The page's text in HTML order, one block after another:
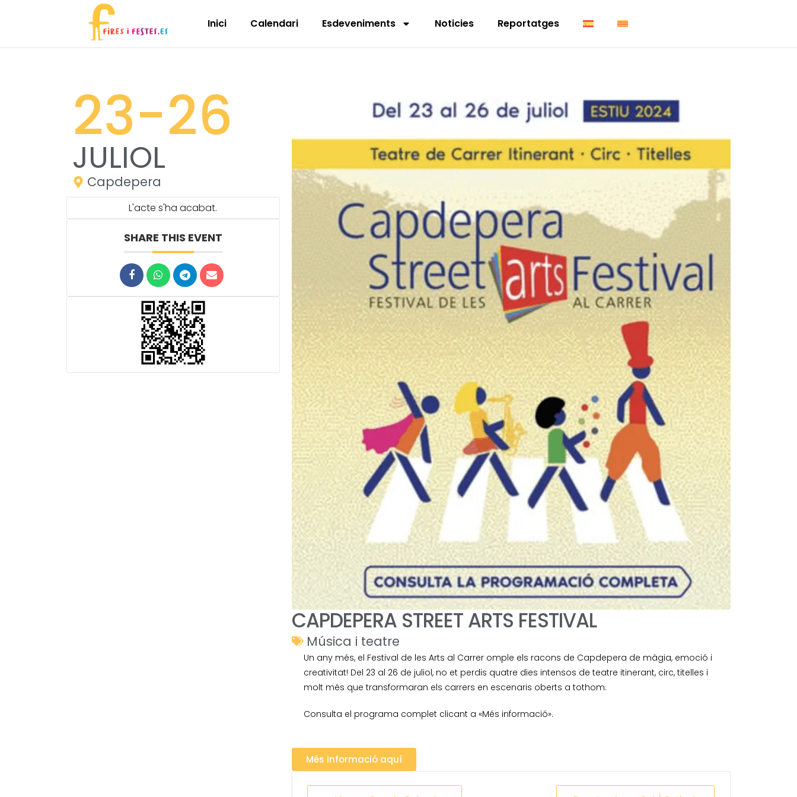
Inici Calendari Esdeveniments Noticies Reportatges
23-26
JULIOL
Capdepera
L'acte s'ha acabat.
SHARE THIS EVENT
CAPDEPERA STREET ARTS FESTIVAL
Música i teatre
Un any més, el Festival de les Arts al Carrer omple els racons de Capdepera de màgia, emoció i
creativitat! Del 23 al 26 de juliol, no et perdis quatre dies intensos de teatre itinerant, circ, titelles i
molt més que transformaran els carrers en escenaris oberts a tothom.
Consulta el programa complet clicant a «Més informació».
Més informació aquí